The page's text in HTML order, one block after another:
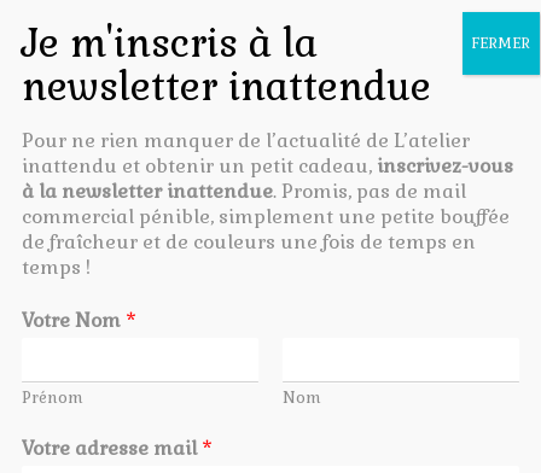
R
F
A
Accueil /Le pouvoir des mots/ Bisou, un peu d’amour en quelques
lettres
Pour ne rien manquer de l’actualité de L’atelier
inattendu et obtenir un petit cadeau, inscrivez-vous
à la newsletter inattendue. Promis, pas de mail
commercial pénible, simplement une petite bouffée
de fraîcheur et de couleurs une fois de temps en
temps !
Votre Nom *
Prénom Nom
Votre adresse mail*